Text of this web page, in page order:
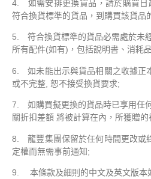
4. 如需安排更換貨品，請於購買日
符合換貨標準的貨品，到購買該貨品
5. 符合換貨標準的貨品必需處於未
所有配件(如有)，包括說明書、消耗
6. 如未能出示與貨品相關之收據正
或不完整, 恕不接受換貨要求;
7. 如購買擬更換的貨品時已享用任
關折扣差額 將被計算在內，所獲贈
8. 龍豐集團保留於任何時間更改或
定權而無需事前通知;
9. 本條款及細則的中文及英文版本